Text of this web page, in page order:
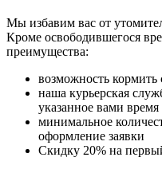
Мы избавим вас от
Кроме освободившегося
преимущества:
возможность
наша курьерская
указанное вами время
минимальное
оформление заявки
Скидку 20% на